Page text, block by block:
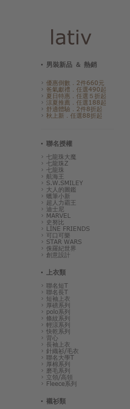
男裝新品 ＆ 熱銷
優惠倒數．2件660元
爸氣獻禮．任選490起
夏日特惠．任選５折起
涼夏推薦．任選188起
舒適體驗．2件8折起
秋上新．任選88折起
聯名授權
七龍珠大魔
七龍珠Z
七龍珠
航海王
S.W.SMILEY
大人的圖鑑
蠟筆小新
超人力霸王
迪士尼
MARVEL
史努比
LINE FRIENDS
可口可樂
STAR WARS
侏羅紀世界
創意設計
上衣類
聯名短T
聯名長T
短袖上衣
厚磅系列
polo系列
條紋系列
輕涼系列
快乾系列
背心
長袖上衣
針織衫/毛衣
聯名大學T
厚棉系列
磨毛系列
立領/高領
Fleece系列
襯衫類